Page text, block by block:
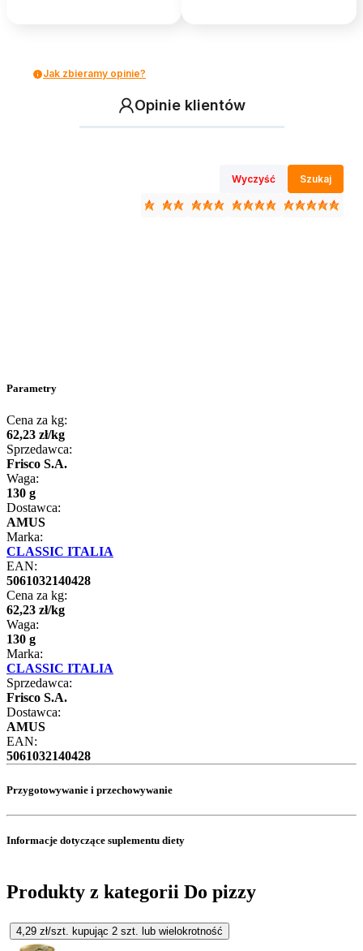
Jak zbieramy opinie?
Opinie klientów
Wyczyść Szukaj
Parametry
Cena za kg:
62,23 zł/kg
Sprzedawca:
Frisco S.A.
Waga:
130 g
Dostawca:
AMUS
Marka:
CLASSIC ITALIA
EAN:
5061032140428
Cena za kg:
62,23 zł/kg
Waga:
130 g
Marka:
CLASSIC ITALIA
Sprzedawca:
Frisco S.A.
Dostawca:
AMUS
EAN:
5061032140428
Przygotowywanie i przechowywanie
Informacje dotyczące suplementu diety
Produkty z kategorii Do pizzy
4,29 zł/szt. kupując 2 szt. lub wielokrotność